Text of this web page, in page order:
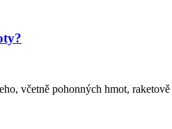
včetně pohonných hmot,